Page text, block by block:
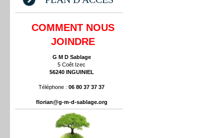
COMMENT NOUS
JOINDRE
G M D Sablage
5 Coêt Izec
56240 INGUINIEL
Téléphone :06 80 37 37 37
florian@g-m-d-sablage.org